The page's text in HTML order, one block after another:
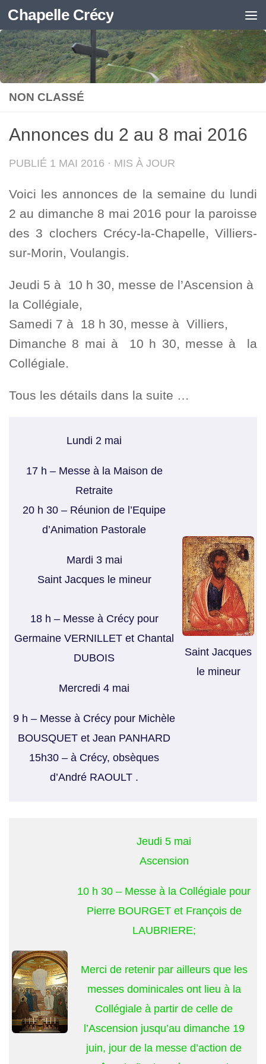
Skip to content
Chapelle Crécy
NON CLASSÉ
Annonces du 2 au 8 mai 2016
PUBLIÉ 1 MAI 2016 · MIS À JOUR
Voici les annonces de la semaine du lundi
2 au dimanche 8 mai 2016 pour la paroisse
des 3 clochers Crécy-la-Chapelle, Villiers-
sur-Morin, Voulangis.
Jeudi 5 à 10 h 30, messe de l’Ascension à
la Collégiale,
Samedi 7 à 18 h 30, messe à Villiers,
Dimanche 8 mai à 10 h 30, messe à la
Collégiale.
Tous les détails dans la suite …
Lundi 2 mai
17 h – Messe à la Maison de
Retraite
20 h 30 – Réunion de l’Equipe
d’Animation Pastorale
Mardi 3 mai
Saint Jacques le mineur
18 h – Messe à Crécy pour
Germaine VERNILLET et Chantal
DUBOIS
Mercredi 4 mai
9 h – Messe à Crécy pour Michèle
BOUSQUET et Jean PANHARD
15h30 – à Crécy, obsèques
d’André RAOULT .
Saint Jacques
le mineur
Jeudi 5 mai
Ascension
10 h 30 – Messe à la Collégiale pour
Pierre BOURGET et François de
LAUBRIERE;
Merci de retenir par ailleurs que les
messes dominicales ont lieu à la
Collégiale à partir de celle de
l’Ascension jusqu’au dimanche 19
juin, jour de la messe d’action de